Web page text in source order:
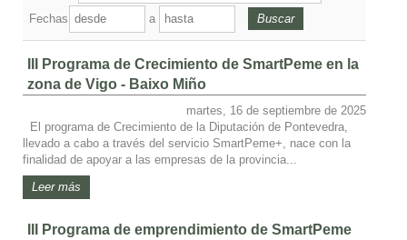
Fechas a
III Programa de Crecimiento de SmartPeme en la
zona de Vigo - Baixo Miño
martes, 16 de septiembre de 2025
El programa de Crecimiento de la Diputación de Pontevedra,
llevado a cabo a través del servicio SmartPeme+, nace con la
finalidad de apoyar a las empresas de la provincia...
Leer más
III Programa de emprendimiento de SmartPeme